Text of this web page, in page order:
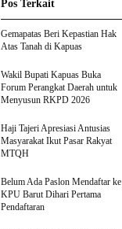
Pos Terkait
Gemapatas Beri Kepastian Hak
Atas Tanah di Kapuas
Wakil Bupati Kapuas Buka
Forum Perangkat Daerah untuk
Menyusun RKPD 2026
Haji Tajeri Apresiasi Antusias
Masyarakat Ikut Pasar Rakyat
MTQH
Belum Ada Paslon Mendaftar ke
KPU Barut Dihari Pertama
Pendaftaran